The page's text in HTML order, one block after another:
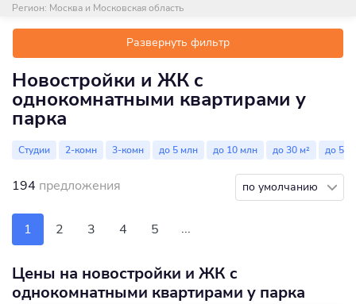
Регион: Москва и Московская область
Развернуть фильтр
Новостройки и ЖК c
однокомнатными квартирами у
парка
Студии 2-комн 3-комн до 5 млн до 10 млн до 30 м² до 50
194 предложения по умолчанию
1 2 3 4 5 ...
Цены на новостройки и ЖК c
однокомнатными квартирами у парка